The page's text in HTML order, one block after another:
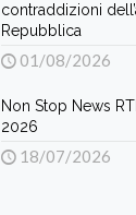
contraddizioni
Repubblica
01/08/2026
Non Stop News
2026
18/07/2026